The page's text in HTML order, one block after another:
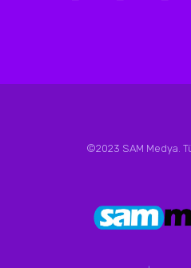
©2023 SAM Medya.